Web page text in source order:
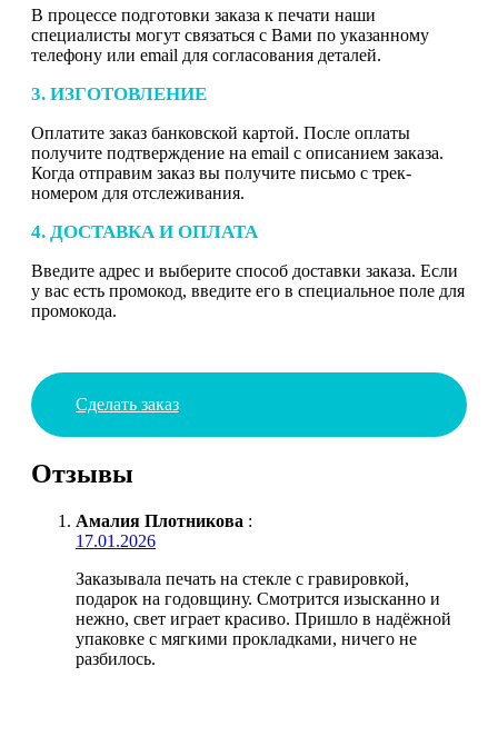
В процессе подготовки заказа к печати наши
специалисты могут связаться с Вами по указанному
телефону или email для согласования деталей.
3. ИЗГОТОВЛЕНИЕ
Оплатите заказ банковской картой. После оплаты
получите подтверждение на email с описанием заказа.
Когда отправим заказ вы получите письмо с трек-
номером для отслеживания.
4. ДОСТАВКА И ОПЛАТА
Введите адрес и выберите способ доставки заказа. Если
у вас есть промокод, введите его в специальное поле для
промокода.
Сделать заказ
Отзывы
Амалия Плотникова :
17.01.2026
Заказывала печать на стекле с гравировкой,
подарок на годовщину. Смотрится изысканно и
нежно, свет играет красиво. Пришло в надёжной
упаковке с мягкими прокладками, ничего не
разбилось.